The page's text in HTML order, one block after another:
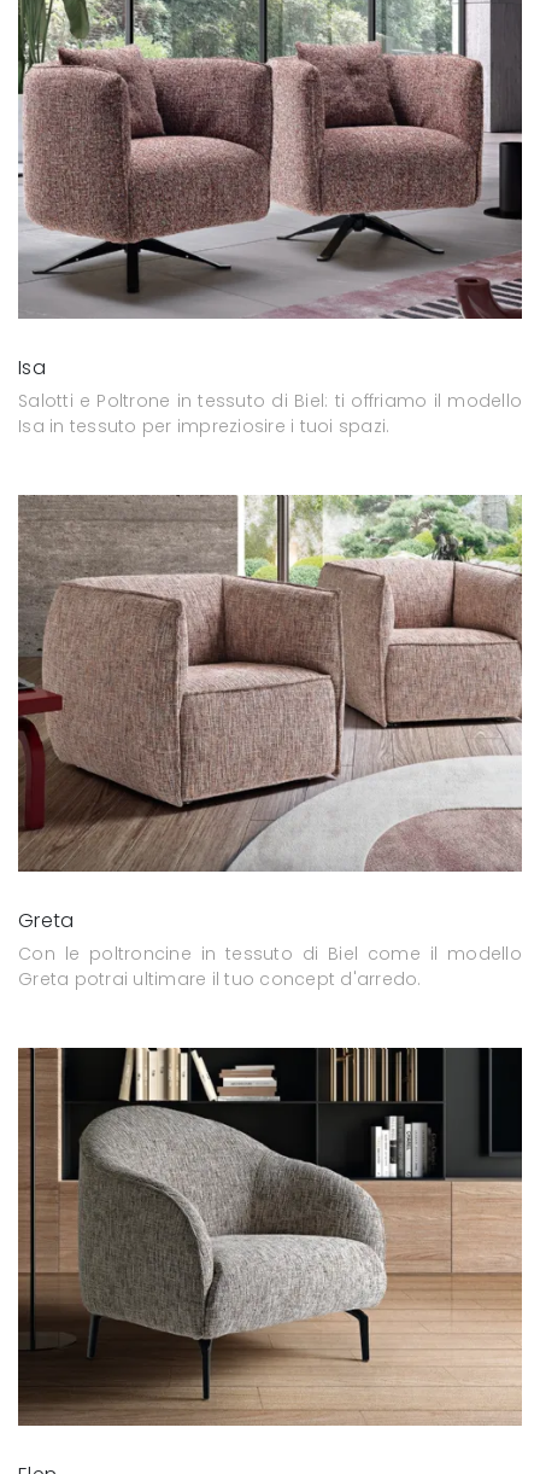
Isa
Salotti e Poltrone in tessuto di Biel: ti offriamo il modello
Isa in tessuto per impreziosire i tuoi spazi.
Greta
Con le poltroncine in tessuto di Biel come il modello
Greta potrai ultimare il tuo concept d'arredo.